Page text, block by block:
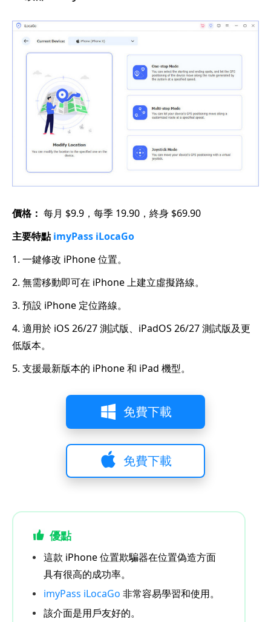
價格： 每月 $9.9，每季 19.90，終身 $69.90
主要特點imyPass iLocaGo
1. 一鍵修改 iPhone 位置。
2. 無需移動即可在 iPhone 上建立虛擬路線。
3. 預設 iPhone 定位路線。
4. 適用於 iOS 26/27 測試版、iPadOS 26/27 測試版及更
低版本。
5. 支援最新版本的 iPhone 和 iPad 機型。
免費下載
免費下載
優點
這款 iPhone 位置欺騙器在位置偽造方面
具有很高的成功率。
imyPass iLocaGo 非常容易學習和使用。
該介面是用戶友好的。